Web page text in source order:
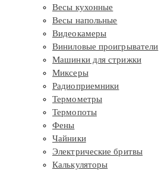
Весы кухонные
Весы напольные
Видеокамеры
Виниловые проигрыватели
Машинки для стрижки
Миксеры
Радиоприемники
Термометры
Термопоты
Фены
Чайники
Электрические бритвы
Калькуляторы